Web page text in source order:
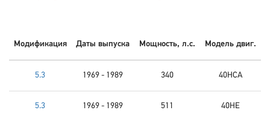
Модификация Даты выпуска Мощность, л.с. Модель двиг.
5.3 1969 - 1989 340 40HCA
5.3 1969 - 1989 511 40HE